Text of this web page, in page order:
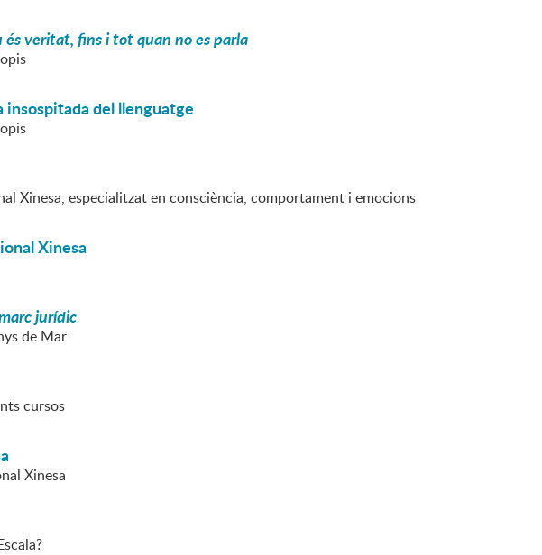
veritat, fins i tot quan no es parla
del llenguatge
Xinesa, especialitzat en consciència, comportament i emocions
Xinesa
jurídic
de Mar
cursos
Xinesa